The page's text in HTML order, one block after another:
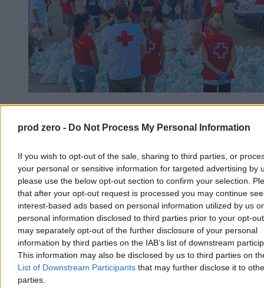
prod zero - Do Not Process My Personal Information
If you wish to opt-out of the sale, sharing to third parties, or
your personal or sensitive information for targeted advertising by
please use the below opt-out section to confirm your selection.
that after your opt-out request is processed you may continue
interest-based ads based on personal information utilized by us or
personal information disclosed to third parties prior to your opt-
may separately opt-out of the further disclosure of your personal
information by third parties on the IAB’s list of downstream
This information may also be disclosed by us to third parties on
List of Downstream Participants that may further disclose it to
parties.
wyroki więzienia
odpowiadających za udział i pomoc w niedawnym masowym
forsowaniu granicy z hiszpańską Ceutą. W sprawie zapadły już
pierwsze wyroki pozbawienia wolności, a wobec ponad połowy
oskarżonych zastosowano środki zapobiegawcze w postaci
tymczasowego aresztu.
Agnieszka Waś-Turecka
Dzisiaj 07:41
3 min